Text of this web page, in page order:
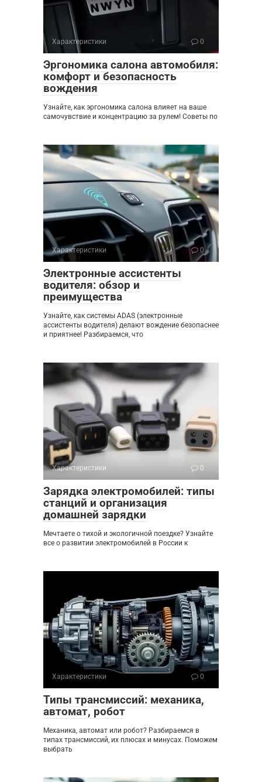
Характеристики 0
Эргономика салона автомобиля:
комфорт и безопасность
вождения
Узнайте, как эргономика салона влияет на ваше
самочувствие и концентрацию за рулем! Советы по
Характеристики 0
Электронные ассистенты
водителя: обзор и
преимущества
Узнайте, как системы ADAS (электронные
ассистенты водителя) делают вождение безопаснее
и приятнее! Разбираемся, что
Характеристики 0
Зарядка электромобилей: типы
станций и организация
домашней зарядки
Мечтаете о тихой и экологичной поездке? Узнайте
все о развитии электромобилей в России к
Характеристики 0
Типы трансмиссий: механика,
автомат, робот
Механика, автомат или робот? Разбираемся в
типах трансмиссий, их плюсах и минусах. Поможем
выбрать